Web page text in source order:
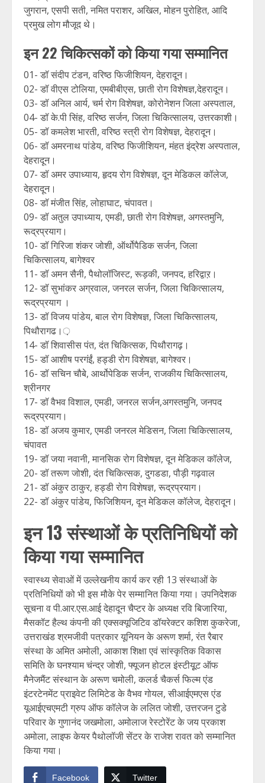
जुगरान, एसपी सती, नमित पराशर, अखिल, मोहन पुरोहित, आदि
प्रमुख लोग मौजूद थे।
इन 22 चिकित्सकों को किया गया सम्मानित
01- डॉ संदीप टंडन, वरिष्ठ फिजीशियन, देहरादून।
02- डॉ वीएस टोलिया, एमबीबीएस, छाती रोग विशेषज्ञ,देहरादून।
03- डॉ अनिल आर्य, चर्म रोग विशेषज्ञ, कोरोनेशन जिला अस्पताल,
04- डॉ के.पी सिंह, वरिष्ठ सर्जन, जिला चिकित्सालय, उत्तरकाशी।
05- डॉ कमलेश भारती, वरिष्ठ स्त्री रोग विशेषज्ञ, देहरादून।
06- डॉ अमरनाथ पांडेय, वरिष्ठ फिजीशियन, मंहत इंद्रेश अस्पताल,
देहरादून।
07- डॉ अमर उपाध्याय, हृदय रोग विशेषज्ञ, दून मेडिकल कॉलेज,
देहरादून।
08- डॉ मंजीत सिंह, लोहाघाट, चंपावत।
09- डॉ अतुल उपाध्याय, एमडी, छाती रोग विशेषज्ञ, अगस्तमुनि,
रूद्रप्रयाग।
10- डॉ गिरिजा शंकर जोशी, ऑर्थोपैडिक सर्जन, जिला
चिकित्सालय, बागेश्वर
11- डॉ अमन सैनी, पैथोलॉजिस्ट, रूड़की, जनपद, हरिद्वाऱ।
12- डॉ सुभांकर अग्रवाल, जनरल सर्जन, जिला चिकित्सालय,
रूद्रप्रयाग ।
13- डॉ विजय पांडेय, बाल रोग विशेषज्ञ, जिला चिकित्सालय,
पिथौरागढ।़
14- डॉ शिवासीस पंत, दंत चिकित्सक, पिथौरागढ़।
15- डॉ आशीष परगंईं, हड्डी रोग विशेषज्ञ, बागेश्वर।
16- डॉ सचिन चौबे, आर्थोपेडिक सर्जन, राजकीय चिकित्सालय,
श्रीनगर
17- डॉ वैभव विशाल, एमडी, जनरल सर्जन,अगस्तमुनि, जनपद
रूद्रप्रयाग।
18- डॉ अजय कुमार, एमडी जनरल मेडिसन, जिला चिकित्सालय,
चंपावत
19- डॉ जया नवानी, मानसिक रोग विशेषज्ञ, दून मेडिकल कॉलेज,
20- डॉ तरूण जोशी, दंत चिकित्सक, दुगडडा, पौड़ी गढ़वाल
21- डॉ अंकुर ठाकुर, हड्डी रोग विशेषज्ञ, रूद्रप्रयाग।
22- डॉ अंकुर पांडेय, फिजिशियन, दून मेडिकल कॉलेज, देहरादून।
इन 13 संस्थाओं के प्रतिनिधियों को
किया गया सम्मानित
स्वास्थ्य सेवाओं में उल्लेखनीय कार्य कर रही 13 संस्थाओं के
प्रतिनिधियों को भी इस मौके पेर सम्मानित किया गया। उपनिदेशक
सूचना व पी.आर.एस.आई देहादून चैप्टर के अध्यक्ष रवि बिजारिया,
मैसकॉट हैल्थ कंपनी की एक्सक्यूजिटिव डॉयरेक्टर कशिश कुकरेजा,
उत्तराखंड श्रमजीवी पत्रकार यूनियन के अरूण शर्मा, रंत रैबार
संस्था के अमित अमोली, आकाश शिक्षा एवं सांस्कृतिक विकास
समिति के घनश्याम चंन्द्र जोशी, फ्यूजन होटल इंस्टीयूूट ऑफ
मैनेजमैंट संस्थान के अरूण चमोली, कलर्ड चैकर्स फिल्म एंड
इंटरटेनमेंट प्राइवेट लिमिटेड के वैभव गोयल, सीआईएमएस एंड
यूआईएचएमटी ग्रुप ऑफ कॉलेज के ललित जोशी, उत्तरजन टुडे
परिवार के गुणानंद जखमोला, अमोलाज रेस्टोरेंट के जय प्रकाश
अमोला, लाइफ केयर पैथोलॉजी सेंटर के राजेश रावत को सम्मानित
किया गया।
Facebook Twitter